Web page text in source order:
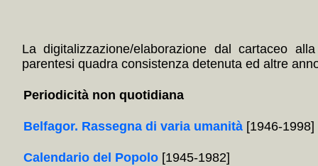
La digitalizzazione/elaborazione dal cartaceo
parentesi quadra consistenza detenuta ed altre
Periodicità non quotidiana
Belfagor. Rassegna di varia umanità [1946-1998]
Calendario del Popolo [1945-1982]